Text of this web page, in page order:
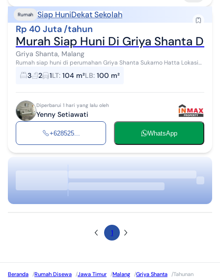
Rumah Siap HuniDekat Sekolah
Rp 40 Juta /tahun
Murah Siap Huni Di Griya Shanta
Griya Shanta, Malang
Rumah siap huni di perumahan Griya Shanta Sukarno Hatta Lokasi
dekat dengan Universitas Brawijaya, Poltek, kampus ASIA dan
berbagai fasilitas umum ...
3 2 1LT: 104 m²LB: 100 m²
Diperbarui 1 hari yang lalu oleh
Yenny Setiawati
+628525... WhatsApp
1
Beranda /Rumah Disewa /Jawa Timur /Malang /Griya Shanta /Tahunan